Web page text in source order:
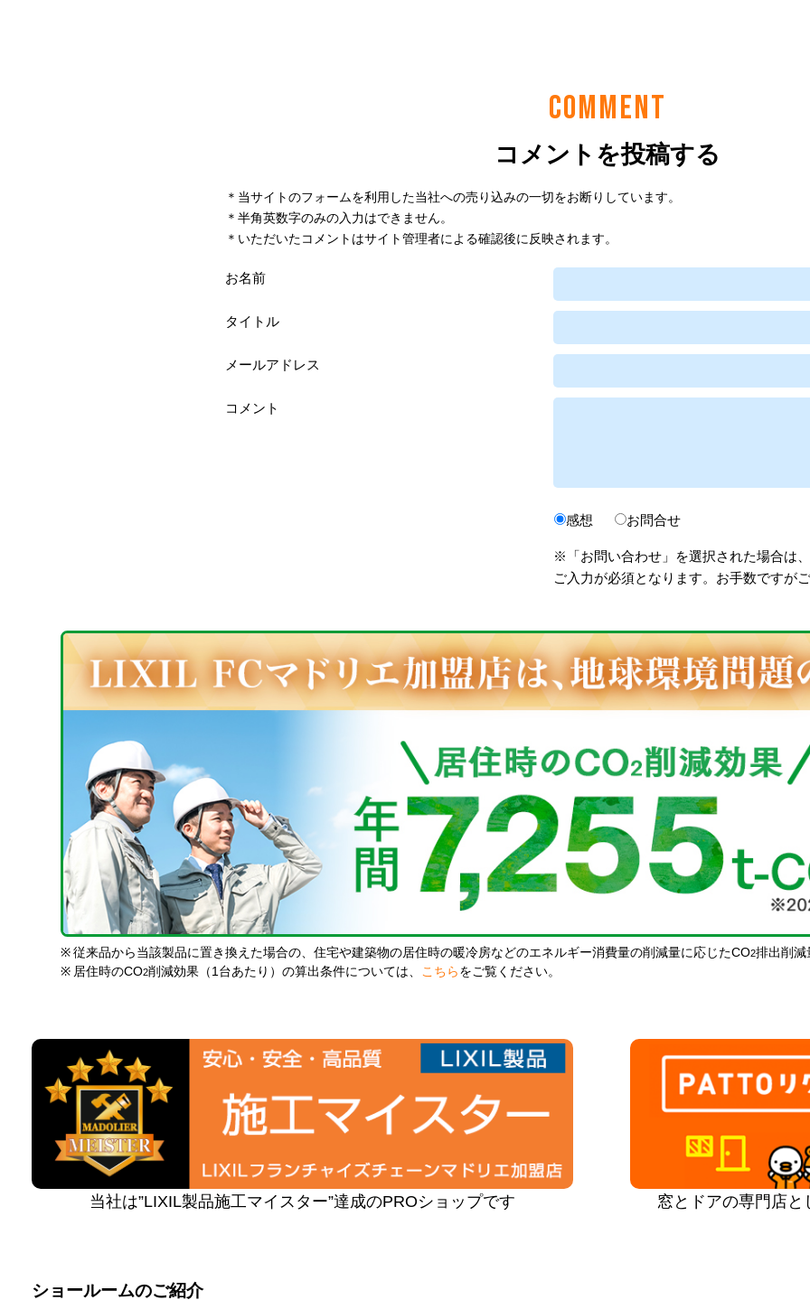
COMMENT
コメントを投稿する
＊当サイトのフォームを利用した当社への売り込みの一切をお断りしています。
＊半角英数字のみの入力はできません。
＊いただいたコメントはサイト管理者による確認後に反映されます。
お名前
タイトル
メールアドレス
コメント
感想 お問合せ
※「お問い合わせ」を選択された場合は
ご入力が必須となります。お手数ですが
※ 従来品から当該製品に置き換えた場合の、住宅や建築物の居住時の暖冷房などのエネルギー消費量の削減量に応じたCO2排出削減
※ 居住時のCO2削減効果（1台あたり）の算出条件については、 こちら をご覧ください。
当社は”LIXIL製品施工マイスター”達成のPROショップです 窓とドアの専門店
ショールームのご紹介